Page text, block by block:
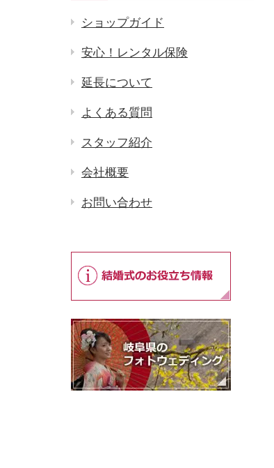
ショップガイド
安心！レンタル保険
延長について
よくある質問
スタッフ紹介
会社概要
お問い合わせ